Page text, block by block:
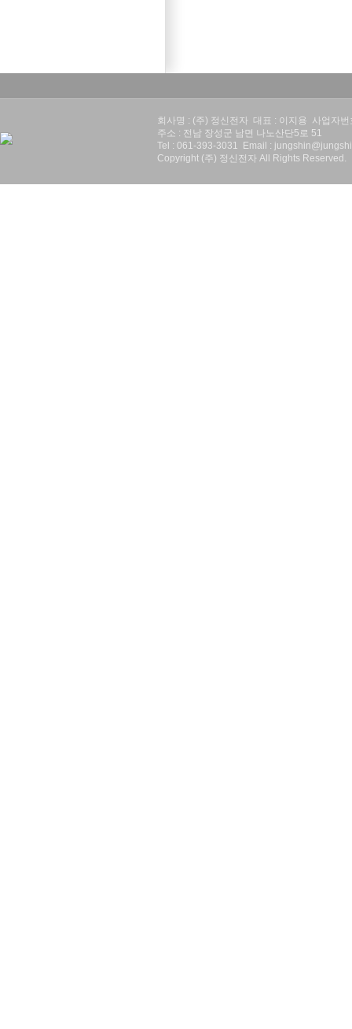
회사명 : (주) 정신전자 대표 : 이지용 사업자
주소 : 전남 장성군 남면 나노산단5로 51
Tel : 061-393-3031 Email :
Copyright (주) 정신전자 All Rights